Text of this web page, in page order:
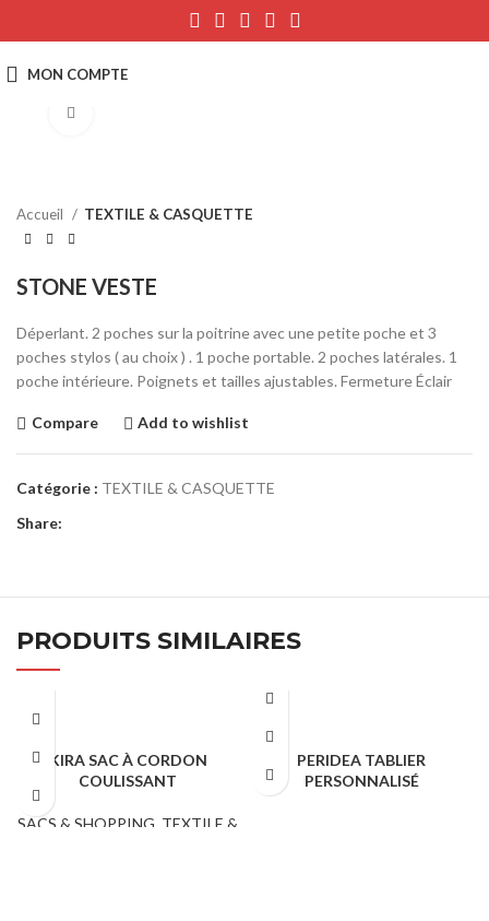
Accueil TEXTILE & CASQUETTE
STONE VESTE
Déperlant. 2 poches sur la poitrine avec une petite poche et 3
poches stylos ( au choix ) . 1 poche portable. 2 poches latérales. 1
poche intérieure. Poignets et tailles ajustables. Fermeture Éclair
Compare Add to wishlist
Catégorie : TEXTILE & CASQUETTE
Share:
PRODUITS SIMILAIRES
KIRA SAC À CORDON
COULISSANT
SACS & SHOPPING TEXTILE &
PERIDEA TABLIER
PERSONNALISÉ